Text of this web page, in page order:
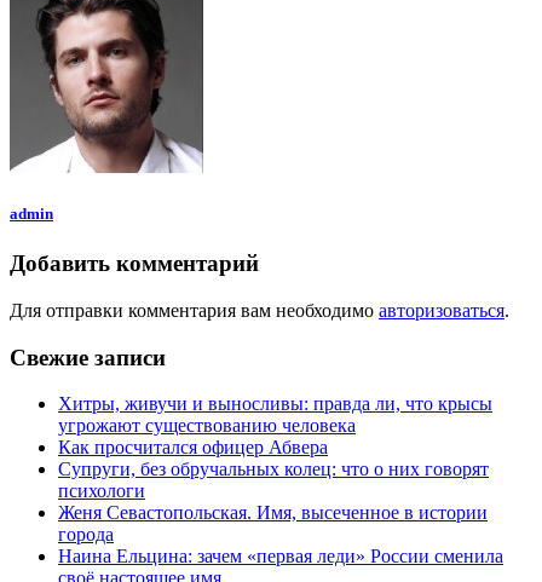
admin
Добавить комментарий
Для отправки комментария вам необходимо авторизоваться.
Свежие записи
Хитры, живучи и выносливы: правда ли, что крысы
угрожают существованию человека
Как просчитался офицер Абвера
Супруги, без обручальных колец: что о них говорят
психологи
Женя Севастопольская. Имя, высеченное в истории
города
Наина Ельцина: зачем «первая леди» России сменила